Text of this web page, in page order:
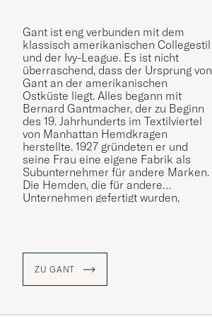
Gant ist eng verbunden mit dem
klassisch amerikanischen Collegestil
und der Ivy-League. Es ist nicht
überraschend, dass der Ursprung von
Gant an der amerikanischen
Ostküste liegt. Alles begann mit
Bernard Gantmacher, der zu Beginn
des 19. Jahrhunderts im Textilviertel
von Manhattan Hemdkragen
herstellte. 1927 gründeten er und
seine Frau eine eigene Fabrik als
Subunternehmer für andere Marken.
Die Hemden, die für andere
Unternehmen gefertigt wurden,
Gant wurde vom Preppy-Stil geprägt
wie der Style von der Marke selbst
klassischen Kleidungsstücken wie
ZU GANT